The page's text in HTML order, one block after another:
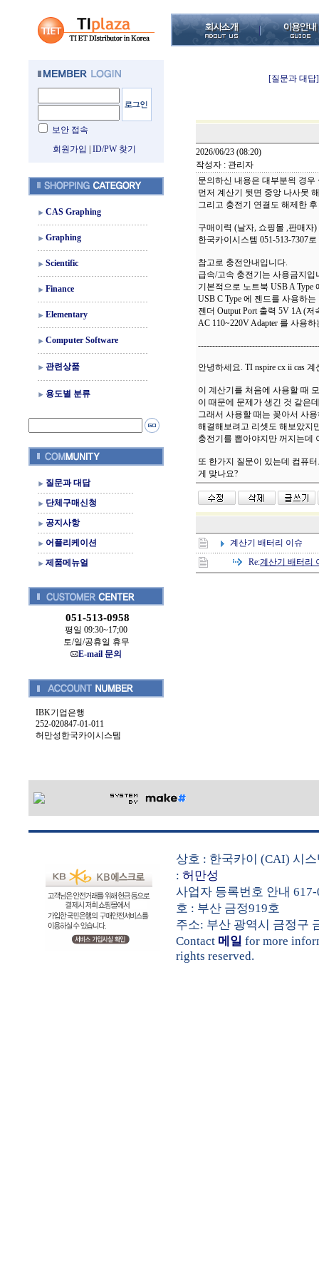
보안 접속
회원가입
ID/PW 찾기
CAS Graphing
Graphing
Scientific
Finance
Elementary
Computer Software
관련상품
용도별 분류
질문과 대답
단체구매신청
공지사항
어플리케이션
제품메뉴얼
051-513-0958
평일 09:30~17;00
토/일/공휴일 휴무
E-mail 문의
IBK기업은행
252-020847-01-011
허만성한국카이시스템
[질문과 대답]
2026/06/23 (08:20)
작성자 : 관리자
문의하신 내용은 대부분읙 경
먼저 계산기 뒷면 중앙 나사못
그리고 충전기 연결도 해제한
구매이력 (날자, 쇼핑몰 ,판매자
한국카이시스템 051-513-7307
참고로 충전안내입니다.
급속/고속 충전기는 사용금지입
기본적으로 노트북 USB A Type
USB C Type 에 젠드를 사용하는
젠더 Output Port 출력 5V 1A (
AC 110~220V Adapter 를 사용
안녕하세요. TI nspire cx ii cas
이 계산기를 처음에 사용할 때
이 때문에 문제가 생긴 것 같은
그래서 사용할 때는 꽂아서 사
해결해보려고 리셋도 해보았지
충전기를 뽑아야지만 꺼지는데
또 한가지 질문이 있는데 컴퓨터
게 맞나요?
계산기 배터리 이슈
Re:계산기 배터리
상호 : 한국카이 (CAI) 시
: 허만성
사업자 등록번호 안내
호 : 부산 금정919호
주소: 부산 광역시 금정구
Contact 메일 for more
rights reserved.